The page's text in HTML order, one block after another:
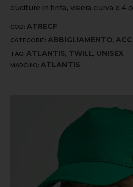
cuciture in tinta, visiera curva e 4
COD: ATRECF
CATEGORIE: ABBIGLIAMENTO,
TAG: ATLANTIS, TWILL, UNISEX
MARCHIO: ATLANTIS